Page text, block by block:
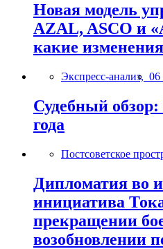
Новая модель
AZAL, ASCO и
какие
Экспресс-анализ, 06
Судебный обзор:
года
Постсоветское
Дипломатия во
инициатива
прекращении
возобновлении